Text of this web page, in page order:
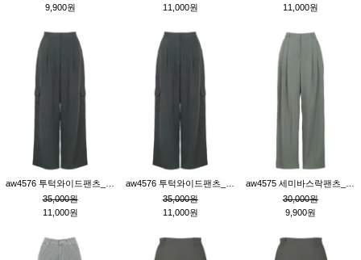
9,900원
11,000원
11,000원
35,000원
11,000원
35,000원
11,000원
30,000원
9,900원